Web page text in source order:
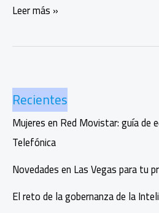
Aceleradora
escalar
empresas
mexicanas
Leer más »
Recientes
Mujeres en Red Movistar: guía de
Telefónica
Novedades en Las Vegas para tu
El reto de la gobernanza de la